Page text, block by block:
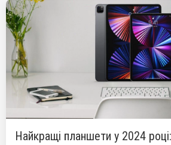
Найкращі планшети у 2024